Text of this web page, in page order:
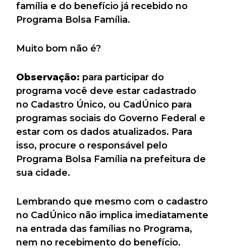
família e do benefício já recebido no
Programa Bolsa Família.
Muito bom não é?
Observação: para participar do
programa você deve estar cadastrado
no Cadastro Único, ou CadÚnico para
programas sociais do Governo Federal e
estar com os dados atualizados. Para
isso, procure o responsável pelo
Programa Bolsa Família na prefeitura de
sua cidade.
Lembrando que mesmo com o cadastro
no CadÚnico não implica imediatamente
na entrada das famílias no Programa,
nem no recebimento do benefício.